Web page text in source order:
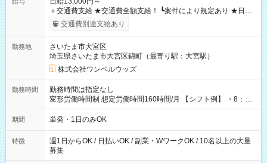
＋交通費支給 ★交通費全額支給！ ┗案件により規定あり ★日払
いOK！（規定あり） ┗働いたその日に現金GET♪ お仕事後はコ
ンビニATMから 日払い分を引き落とせます！ 【試用期間】試
交通費別途支給あり
勤務地
さいたま市大宮区
埼玉県さいたま市大宮区錦町（最寄り駅：大宮駅）
株式会社ワンベルウッズ
勤務時間
勤務時間は指定なし
変形労働時間制 想定労働時間160時間/月 【シフト例】 ・8：00
～21：00
期間 単発・1日のみOK
特徴
週1日からOK / 日払いOK / 副業・WワークOK / 10名以上の大量
募集